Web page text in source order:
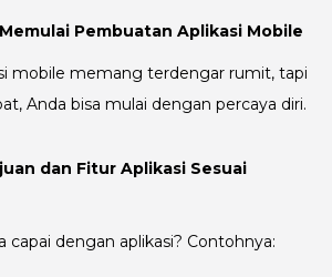
Pembuatan Aplikasi Mobile
mobile memang terdengar rumit, tapi
Anda bisa mulai dengan percaya diri.
dan Fitur Aplikasi Sesuai
capai dengan aplikasi? Contohnya: